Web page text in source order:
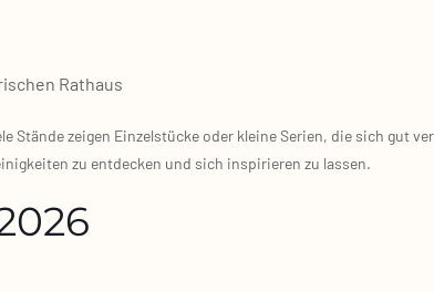
Rat­haus
Stän­de zei­gen Ein­zel­stü­cke oder klei­ne Seri­en, die sich gut
zu ent­de­cken und sich inspi­rie­ren zu las­sen.